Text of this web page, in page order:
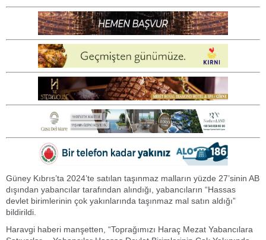
Güney Kıbrıs’ta 2024’te satılan taşınmaz malların yüzde 27’sinin AB
dışından yabancılar tarafından alındığı, yabancıların “Hassas
devlet birimlerinin çok yakınlarında taşınmaz mal satın aldığı”
bildirildi.
Haravgi haberi manşetten, “Toprağımızı Haraç Mezat Yabancılara